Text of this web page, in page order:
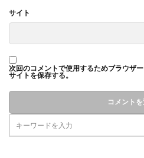
サイト
次回のコメントで使用するためブラウザ
サイトを保存する。